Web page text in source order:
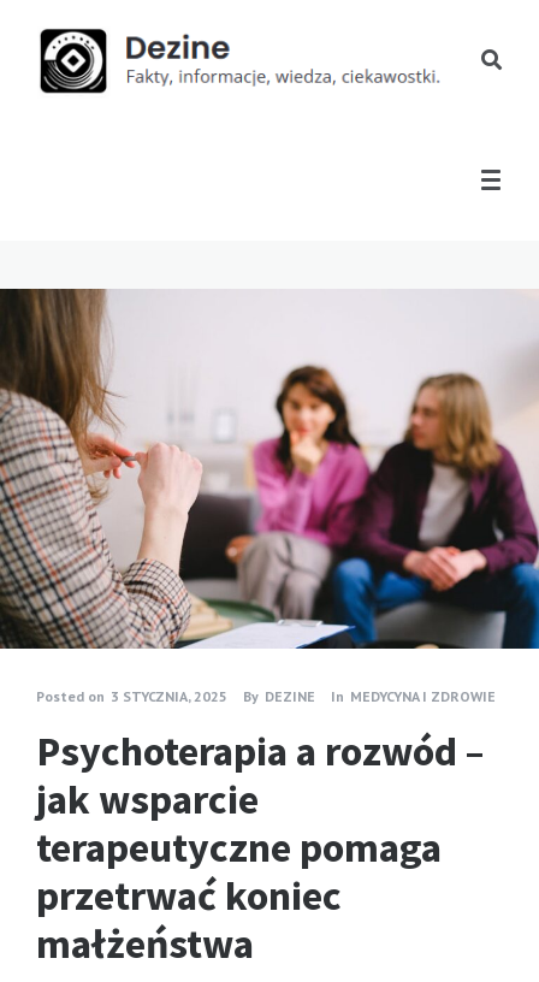
Posted on 3 STYCZNIA, 2025 By DEZINE In MEDYCYNA I ZDROWIE
Psychoterapia a rozwód –
jak wsparcie
terapeutyczne pomaga
przetrwać koniec
małżeństwa